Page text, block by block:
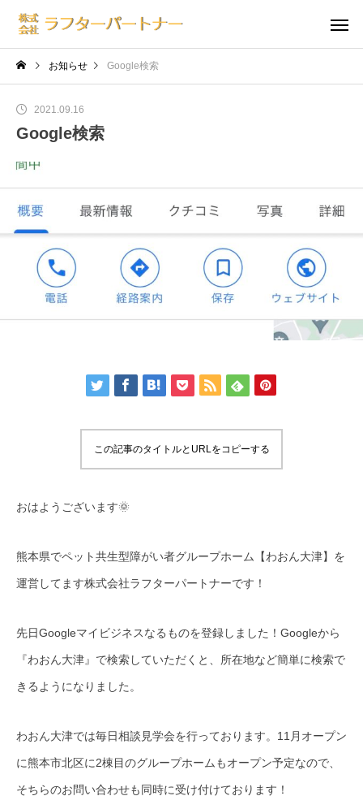
お知らせ Google検索
Google検索
2021.09.16
この記事のタイトルとURLをコピーする
おはようございます🌞
熊本県でペット共生型障がい者グループホーム【わおん大津】を
運営してます株式会社ラフターパートナーです！
先日Googleマイビジネスなるものを登録しました！Googleから
『わおん大津』で検索していただくと、所在地など簡単に検索で
きるようになりました。
わおん大津では毎日相談見学会を行っております。11月オープン
に熊本市北区に2棟目のグループホームもオープン予定なので、
そちらのお問い合わせも同時に受け付けております！